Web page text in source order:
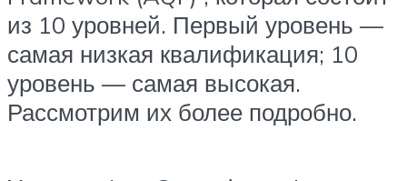
из 10 уровней. Первый уровень —
самая низкая квалификация; 10
уровень — самая высокая.
Рассмотрим их более подробно.